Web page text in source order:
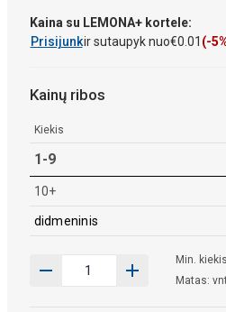
Kaina su LEMONA+ kortele:
Prisijunkir sutaupyk nuo€0 01 (-
Kainų ribos
Kiekis
1-9
10+
didmeninis
Min.
Matas: vnt.